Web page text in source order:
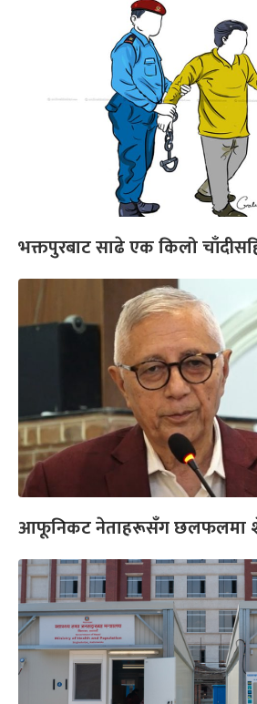
भक्तपुरबाट साढे एक किलो
आफूनिकट नेताहरूसँग छलफलमा